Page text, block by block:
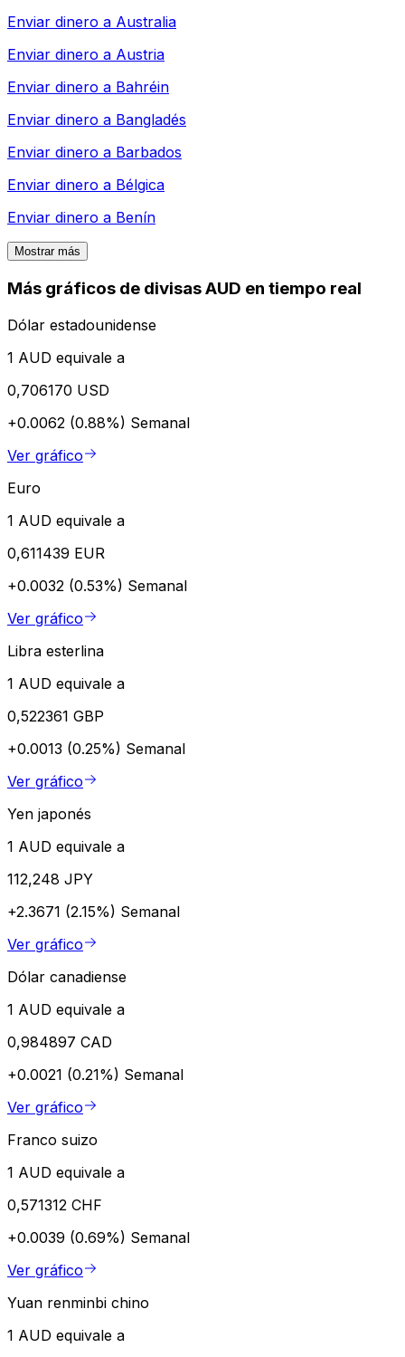
Enviar dinero a Australia
Enviar dinero a Austria
Enviar dinero a Bahréin
Enviar dinero a Bangladés
Enviar dinero a Barbados
Enviar dinero a Bélgica
Enviar dinero a Benín
Mostrar más
Más gráficos de divisas AUD en tiempo real
Dólar estadounidense
1 AUD equivale a
0,706170 USD
+0.0062 (0.88%) Semanal
Ver gráfico
Euro
1 AUD equivale a
0,611439 EUR
+0.0032 (0.53%) Semanal
Ver gráfico
Libra esterlina
1 AUD equivale a
0,522361 GBP
+0.0013 (0.25%) Semanal
Ver gráfico
Yen japonés
1 AUD equivale a
112,248 JPY
+2.3671 (2.15%) Semanal
Ver gráfico
Dólar canadiense
1 AUD equivale a
0,984897 CAD
+0.0021 (0.21%) Semanal
Ver gráfico
Franco suizo
1 AUD equivale a
0,571312 CHF
+0.0039 (0.69%) Semanal
Ver gráfico
Yuan renminbi chino
1 AUD equivale a